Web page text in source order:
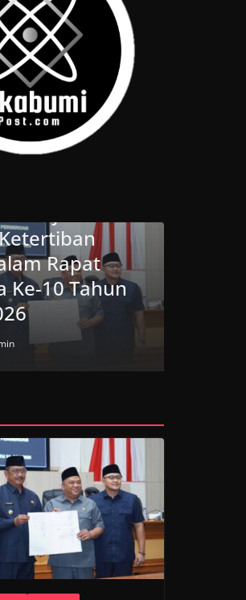
Kabupaten Sukabumi
Hadiri Peresmian
Jembatan Garuda Suci di
Cikembar
20 Juli 2026